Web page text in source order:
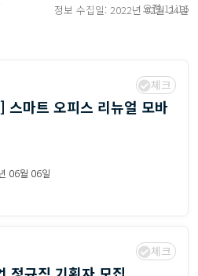
정보 수집일: 2022년 02월 24일
오전 11:16
체크
마트 오피스 리뉴얼 모바
06월 06일
체크